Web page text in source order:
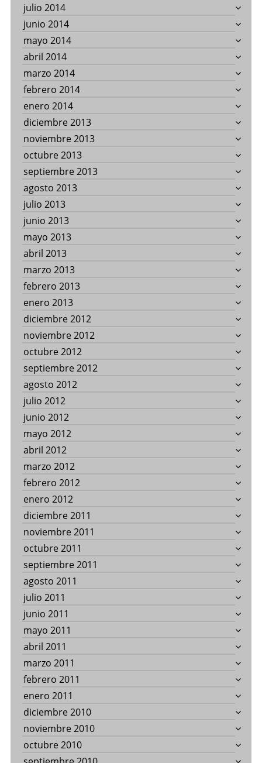
julio 2014
junio 2014
mayo 2014
abril 2014
marzo 2014
febrero 2014
enero 2014
diciembre 2013
noviembre 2013
octubre 2013
septiembre 2013
agosto 2013
julio 2013
junio 2013
mayo 2013
abril 2013
marzo 2013
febrero 2013
enero 2013
diciembre 2012
noviembre 2012
octubre 2012
septiembre 2012
agosto 2012
julio 2012
junio 2012
mayo 2012
abril 2012
marzo 2012
febrero 2012
enero 2012
diciembre 2011
noviembre 2011
octubre 2011
septiembre 2011
agosto 2011
julio 2011
junio 2011
mayo 2011
abril 2011
marzo 2011
febrero 2011
enero 2011
diciembre 2010
noviembre 2010
octubre 2010